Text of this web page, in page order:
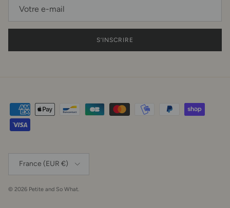
S’INSCRIRE
France (EUR €)
© 2026 Petite and So What